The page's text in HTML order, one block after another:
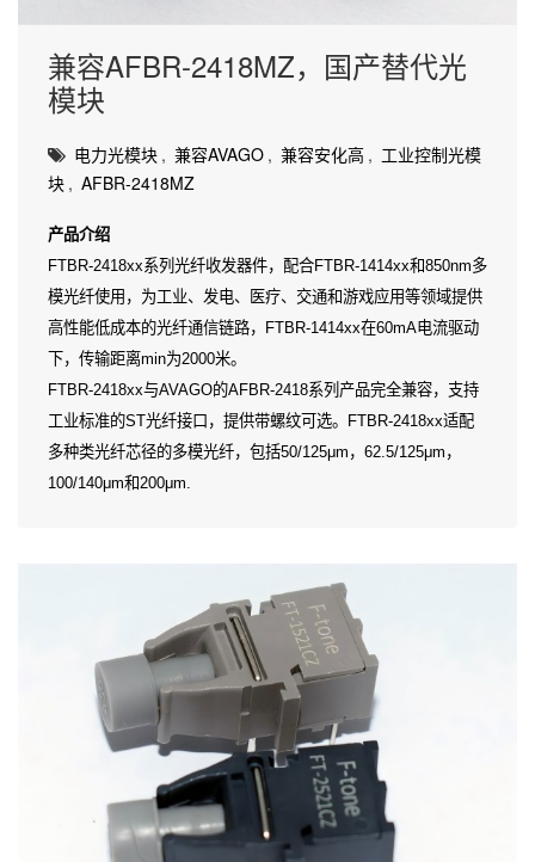
兼容AFBR-2418MZ，国产替代光
模块
电力光模块 , 兼容AVAGO , 兼容安化高 , 工业控制光模
块 , AFBR-2418MZ
产品介绍
FTBR-2418xx系列光纤收发器件，配合FTBR-1414xx和850nm多
模光纤使用，为工业、发电、医疗、交通和游戏应用等领域提供
高性能低成本的光纤通信链路，FTBR-1414xx在60mA电流驱动
下，传输距离min为2000米。
FTBR-2418xx与AVAGO的AFBR-2418系列产品完全兼容，支持
工业标准的ST光纤接口，提供带螺纹可选。FTBR-2418xx适配
多种类光纤芯径的多模光纤，包括50/125μm，62.5/125μm，
100/140μm和200μm.